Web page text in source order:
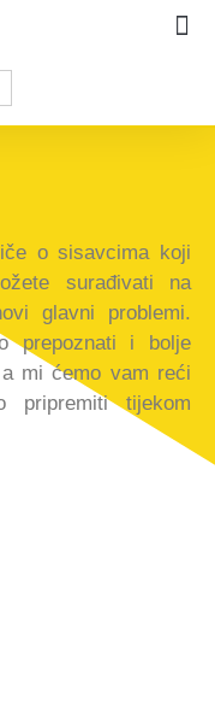
o sisavcima koji
surađivati na
glavni problemi.
prepoznati i bolje
mi ćemo vam reći
pripremiti tijekom